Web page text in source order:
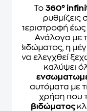
Το 360°
ρυθμίζεις
περιστροφή έως
Ανάλογα με
βιδώματος, η
να ελεγχθεί
καλύψει
αυτόματα με
χρήση που
βιδώματος